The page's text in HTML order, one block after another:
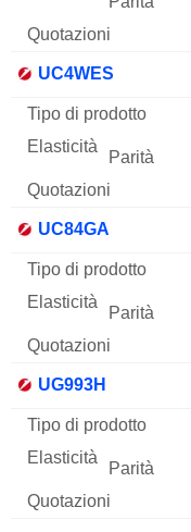
UC4WES
UC84GA
UG993H